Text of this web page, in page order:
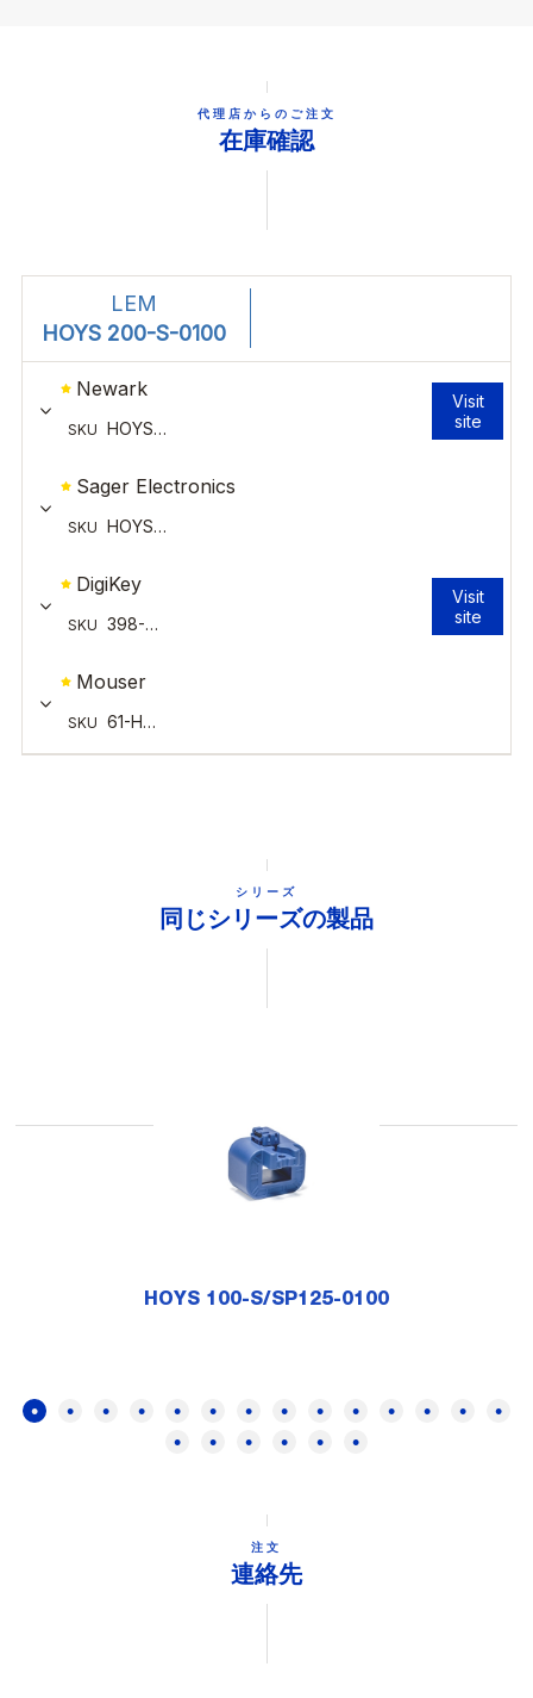
代理店からのご注文
在庫確認
シリーズ
同じシリーズの製品
HOYS 100-S/SP125-0100
注文
連絡先